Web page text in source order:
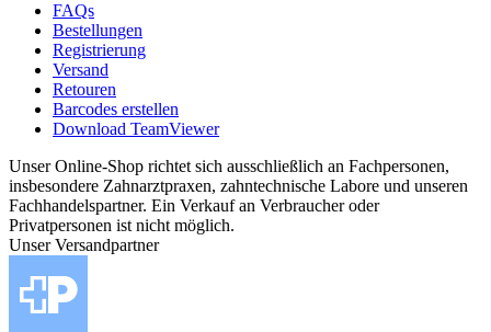
FAQs
Bestellungen
Registrierung
Versand
Retouren
Barcodes erstellen
Download TeamViewer
Unser Online-Shop richtet sich ausschließlich an Fachpersonen,
insbesondere Zahnarztpraxen, zahntechnische Labore und unseren
Fachhandelspartner. Ein Verkauf an Verbraucher oder
Privatpersonen ist nicht möglich.
Unser Versandpartner